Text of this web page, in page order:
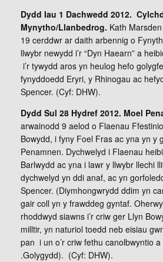
Dydd Iau 1 Dachwedd 2012.
Mynytho/Llanbedrog. Kath
19 cerddwr ar daith arbennig o
llwybr newydd i’r “Dyn Haearn” a
i’r tywydd aros yn heulog hefo
fynyddoedd Eryri, y Rhinogau ac
Spencer. (Cyf: DHW).
Dydd Sul 28 Hydref 2012. Moel
arwainodd 9 aelod o Flaenau
Bowydd, i fyny Foel Fras ac yna yn y
Penamnen. Dychwelyd i Flaenau
Barlwydd ac yna i lawr y llwybr llechi
dychwelyd yn ddi anaf, ac yn
Spencer. (Diymhongwrydd ddim yn
gair coll yn y frawddeg gyntaf.
rhoddwyd siawns i’r criw ger Llyn
milltir, yn naturiol toedd neb eisiau
pan i un o’r criw fethu canolbwyntio
.Golygydd). (Cyf: DHW).